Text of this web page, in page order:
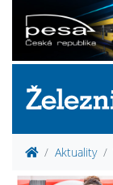
Aktuality